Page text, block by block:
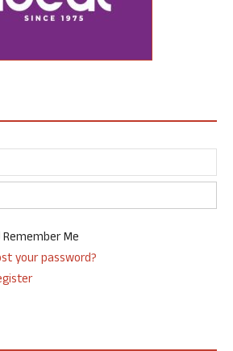
Remember Me
your password?